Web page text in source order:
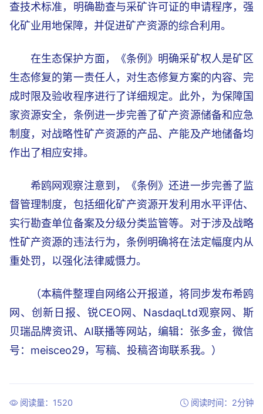
查技术标准，明确勘查与采矿许可证的申请程序，强
化矿业用地保障，并促进矿产资源的综合利用。
在生态保护方面，《条例》明确采矿权人是矿区
生态修复的第一责任人，对生态修复方案的内容、完
成时限及验收程序进行了详细规定。此外，为保障国
家资源安全，条例进一步完善了矿产资源储备和应急
制度，对战略性矿产资源的产品、产能及产地储备均
作出了相应安排。
希鸥网观察注意到，《条例》还进一步完善了监
督管理制度，包括细化矿产资源开发利用水平评估、
实行勘查单位备案及分级分类监管等。对于涉及战略
性矿产资源的违法行为，条例明确将在法定幅度内从
重处罚，以强化法律威慑力。
（本稿件整理自网络公开报道，将同步发布希鸥
网、创新日报、锐CEO网、NasdaqLtd观察网、斯
贝瑞品牌资讯、AI联播等网站，编辑：张多金，微信
号：meisceo29，写稿、投稿咨询联系我。）
阅读量：1520 阅读时间：2分钟